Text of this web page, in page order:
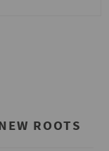
ROOTS